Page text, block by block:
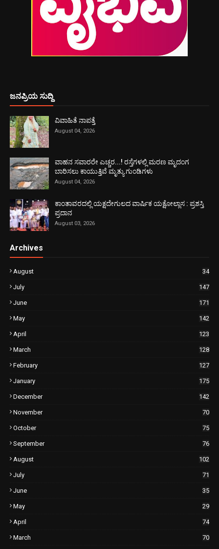
ಜನಪ್ರಿಯ ಸುದ್ದಿ
ವಿವಾಹಿತೆ ನಾಪತ್ತೆ
August 04, 2026
ವಾಹನ ಸವಾರರೇ ಎಚ್ಚರ...! ರಸ್ತೆಗಳಲ್ಲಿ ಮರಣ ಮೃದಂಗ
ಬಾರಿಸಲು ಕಾಯುತ್ತಿವೆ ಮೃತ್ಯು ಗುಂಡಿಗಳು
August 04, 2026
ಕಾಂತಾವರದಲ್ಲಿ ಯಕ್ಷದೇಗುಲದ ವಾರ್ಷಿಕ ಯಕ್ಷೋಲ್ಲಾಸ : ಪ್ರಶಸ್ತಿ
ಪ್ರದಾನ
August 03, 2026
Archives
August 34
July 147
June 171
May 142
April 123
March 128
February 127
January 175
December 142
November 70
October 75
September 76
August 102
July 71
June 35
May 29
April 74
March 70